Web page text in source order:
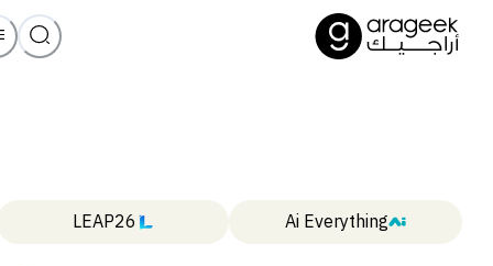
Ai Everything
LEAP26